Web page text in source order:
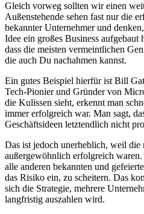
Gleich vorweg sollten wir einen
Außenstehende sehen fast nur die
bekannter Unternehmer und
Idee ein großes Business
dass die meisten vermeintlichen
die auch Du nachahmen kannst.
Ein gutes Beispiel hierfür ist Bill
Tech-Pionier und Gründer von
die Kulissen sieht, erkennt man
immer erfolgreich war. Man sagt,
Geschäftsideen letztendlich nicht
Das ist jedoch unerheblich, weil die
außergewöhnlich erfolgreich
alle anderen bekannten und
das Risiko ein, zu scheitern. Das
sich die Strategie, mehrere
langfristig auszahlen wird.